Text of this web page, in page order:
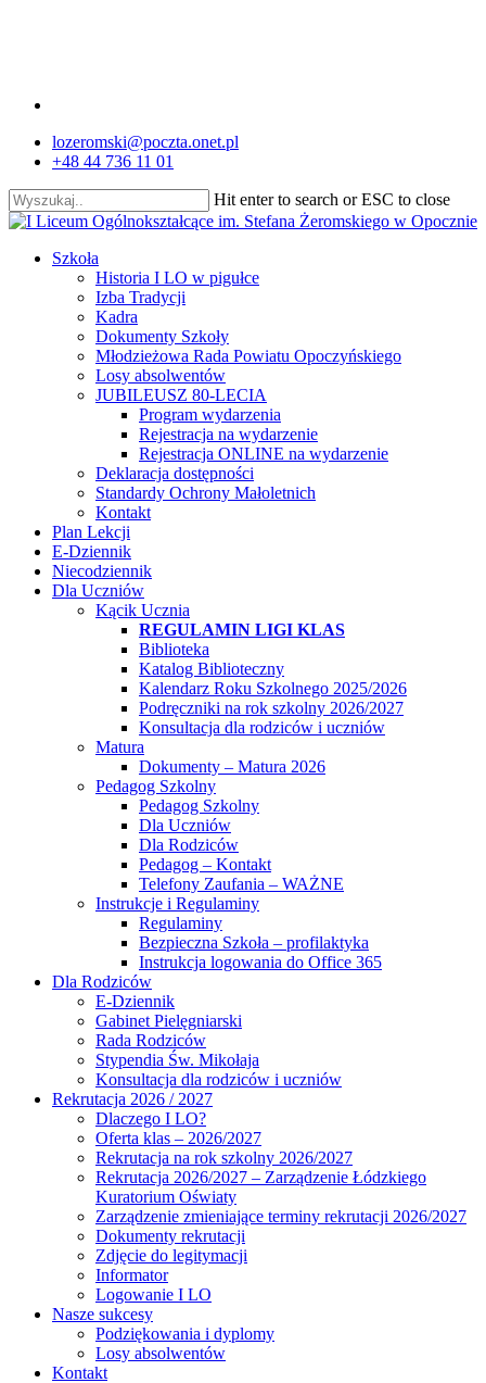
lozeromski@poczta.onet.pl
+48 44 736 11 01
Hit enter to search or ESC to close
Close
search
Menu
Szkoła
Historia I LO w pigułce
Izba Tradycji
Kadra
Dokumenty Szkoły
Młodzieżowa Rada Powiatu Opoczyńskiego
Losy absolwentów
JUBILEUSZ 80-LECIA
Program wydarzenia
Rejestracja na wydarzenie
Rejestracja ONLINE na wydarzenie
Deklaracja dostępności
Standardy Ochrony Małoletnich
Kontakt
Plan Lekcji
E-Dziennik
Niecodziennik
Dla Uczniów
Kącik Ucznia
REGULAMIN LIGI KLAS
Biblioteka
Katalog Biblioteczny
Kalendarz Roku Szkolnego 2025/2026
Podręczniki na rok szkolny 2026/2027
Konsultacja dla rodziców i uczniów
Matura
Dokumenty – Matura 2026
Pedagog Szkolny
Pedagog Szkolny
Dla Uczniów
Dla Rodziców
Pedagog – Kontakt
Telefony Zaufania – WAŻNE
Instrukcje i Regulaminy
Regulaminy
Bezpieczna Szkoła – profilaktyka
Instrukcja logowania do Office 365
Dla Rodziców
E-Dziennik
Gabinet Pielęgniarski
Rada Rodziców
Stypendia Św. Mikołaja
Konsultacja dla rodziców i uczniów
Rekrutacja 2026 / 2027
Dlaczego I LO?
Oferta klas – 2026/2027
Rekrutacja na rok szkolny 2026/2027
Rekrutacja 2026/2027 – Zarządzenie Łódzkiego
Kuratorium Oświaty
Zarządzenie zmieniające terminy rekrutacji 2026/2027
Dokumenty rekrutacji
Zdjęcie do legitymacji
Informator
Logowanie I LO
Nasze sukcesy
Podziękowania i dyplomy
Losy absolwentów
Kontakt